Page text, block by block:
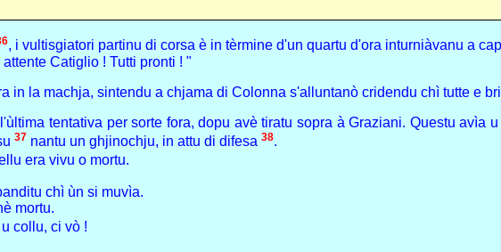
, i vultisgiatori partinu di corsa è in tèrmine d'un quartu d'ora inturniàvanu a
Catiglio ! Tutti pronti ! "
in la machja, sintendu a chjama di Colonna s'alluntanò cridendu chì tutte e
tentativa per sorte fora, dopu avè tiratu sopra à Graziani. Questu avìa
37 nantu un ghjinochju, in attu di difesa 38.
era vivu o mortu.
chì ùn si muvìa.
mortu.
collu, ci vò !